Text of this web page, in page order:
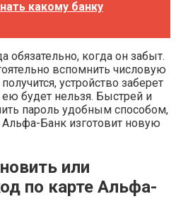
какому банку
обязательно, когда он забыт.
вспомнить числовую
устройство заберет
ею будет нельзя. Быстрей и
пароль удобным способом,
Банк изготовит новую
или
по карте Альфа-